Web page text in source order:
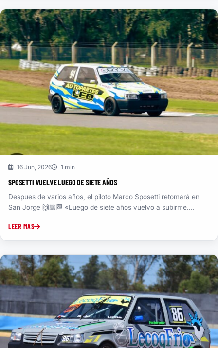
16 Jun, 2026 1 min
SPOSETTI VUELVE LUEGO DE SIETE AÑOS
Despues de varios años, el piloto Marco Sposetti retomará en
San Jorge 🙌🏼🏁 «Luego de siete años vuelvo a subirme....
LEER MAS